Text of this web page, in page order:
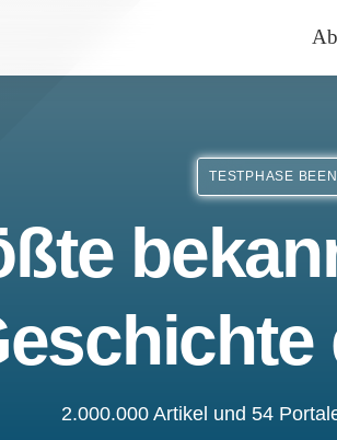
TESTPHASE
2.000.000 Artikel und 54